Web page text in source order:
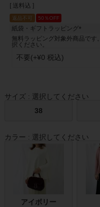
送料込
返品不可 50％OFF
紙袋・ギフトラッピング
(
必
無料ラッピング対象外商品です
択ください。
サイズ
選択してください
38
カラー 選択してください
アイボリー